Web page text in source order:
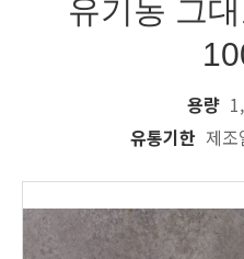
유기농 그
용량
유통기한 제